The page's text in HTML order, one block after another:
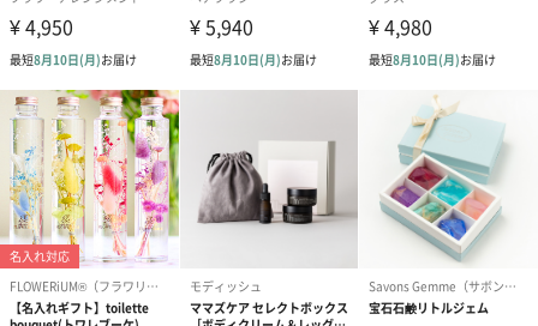
シーズンブーケ（ひま
わり）（1,880円）
ブーケ（ホワイトグリ
ーン）（1,650円）
ブーケ（ピン
（1,650円）
ドライフラワー・プリザーブドフラワー
自然のお花で作ったドライフラワー・プリザーブドフラワーを同
梱します。
一部花材が写真と異なる場合がございます。予めご了承くださ
い。パッケージに入れてお届けします。